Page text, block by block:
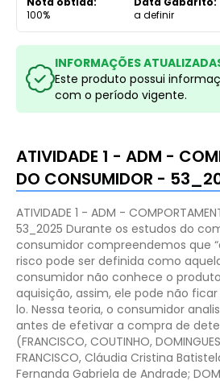
100%
a definir
INFORMAÇÕES
Este produto possui
com o período vigente.
ATIVIDADE 1 - ADM -
DO CONSUMIDOR -
ATIVIDADE 1 - ADM -
53_2025 Durante os estudos do
consumidor compreendemos que
risco pode ser definida como
consumidor não conhece o
aquisição, assim, ele pode não
lo. Nessa teoria, o consumidor
antes de efetivar a compra de
(FRANCISCO, COUTINHO,
FRANCISCO, Cláudia Cristina
Fernanda Gabriela de Andrade;